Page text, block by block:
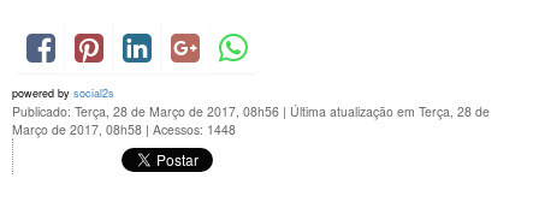
powered by social2s
Publicado: Terça, 28 de Março de 2017, 08h56 | Última atualização em Terça, 28 de
Março de 2017, 08h58 | Acessos: 1448